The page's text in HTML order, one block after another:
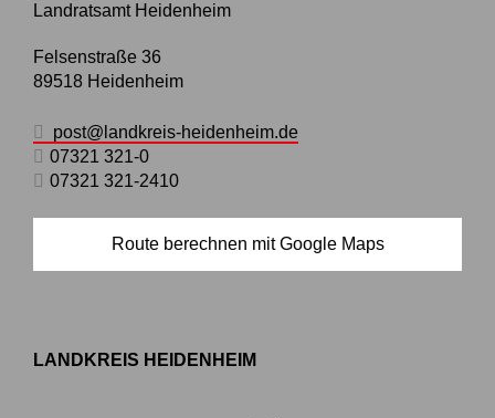
Landratsamt Heidenheim
Felsenstraße 36
89518 Heidenheim
post@landkreis-heidenheim.de
07321 321-0
07321 321-2410
Route berechnen mit Google Maps
LANDKREIS HEIDENHEIM